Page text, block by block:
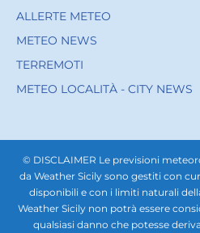
ALLERTE METEO
METEO NEWS
TERREMOTI
METEO LOCALITÀ - CITY NEWS
© DISCLAIMER Le previsioni
da Weather Sicily sono gestiti con
disponibili e con i limiti naturali
Weather Sicily non potrà essere
qualsiasi danno che potesse